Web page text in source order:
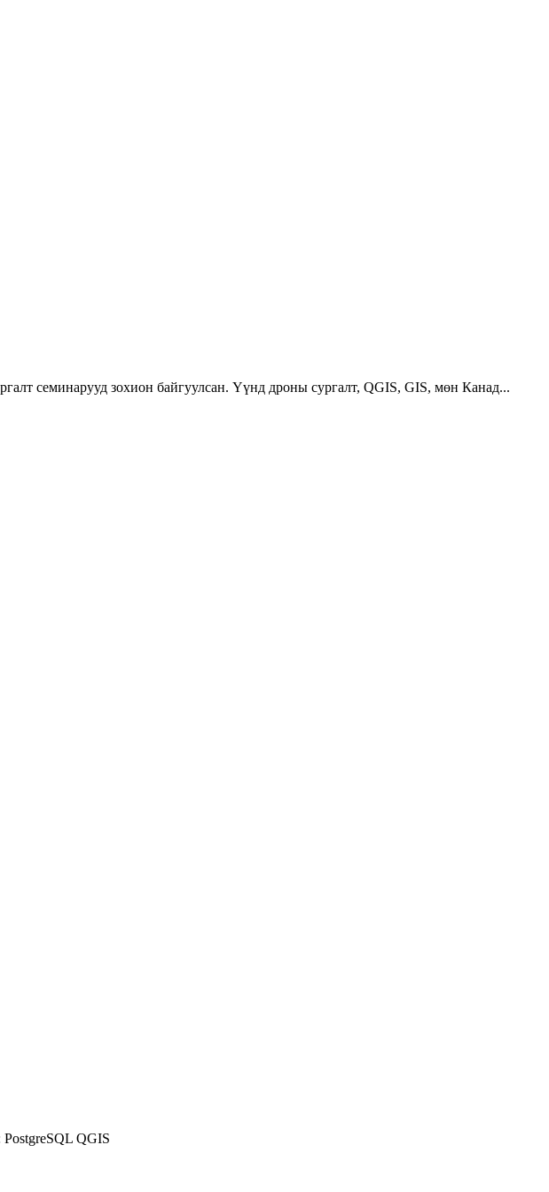
семинарууд зохион байгуулсан. Үүнд дроны сургалт, QGIS, GIS, мөн Канад...
PostgreSQL QGIS